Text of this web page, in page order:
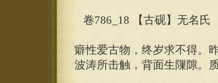
卷786_18 【古砚】无名氏
癖性爱古物，终岁求不得。
波涛所击触，背面生隟隙。